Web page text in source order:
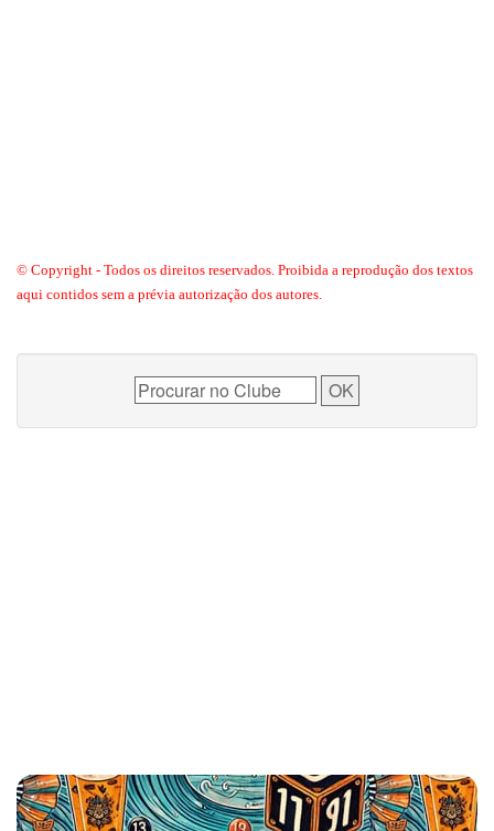
© Copyright - Todos os direitos reservados. Proibida a reprodução dos textos
aqui contidos sem a prévia autorização dos autores.